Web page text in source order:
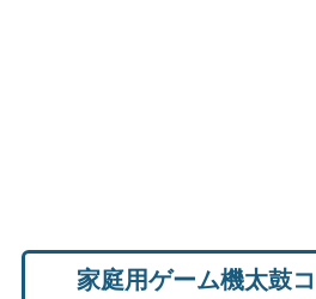
家庭用ゲーム機太鼓